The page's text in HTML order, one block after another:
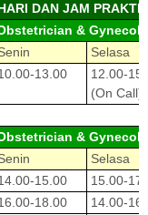
DAN JAM
&
Selasa
13.00
12.00-
(On Call)
&
Selasa
15.00
15.00-
18.00
14.00-